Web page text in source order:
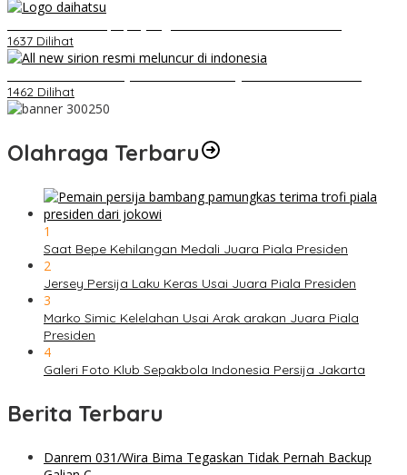
1637 Dilihat
1462 Dilihat
Olahraga Terbaru
1
Saat Bepe Kehilangan Medali Juara Piala Presiden
2
Jersey Persija Laku Keras Usai Juara Piala Presiden
3
Marko Simic Kelelahan Usai Arak arakan Juara Piala
Presiden
4
Galeri Foto Klub Sepakbola Indonesia Persija Jakarta
Berita Terbaru
Danrem 031/Wira Bima Tegaskan Tidak Pernah Backup